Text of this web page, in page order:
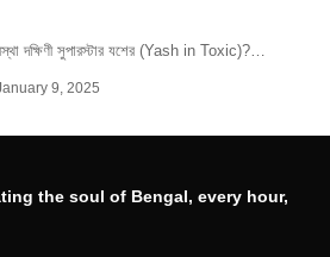
দক্ষিণী সুপারস্টার যশের (Yash in Toxic)?…
9, 2025
the soul of Bengal, every hour,